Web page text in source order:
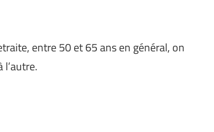
entre 50 et 65 ans en général, on
l’autre.